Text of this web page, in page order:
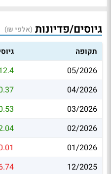
גיוסים/פדיונות (אלפי ₪)
תקופה
05/2026
04/2026
03/2026
02/2026
01/2026
12/2025